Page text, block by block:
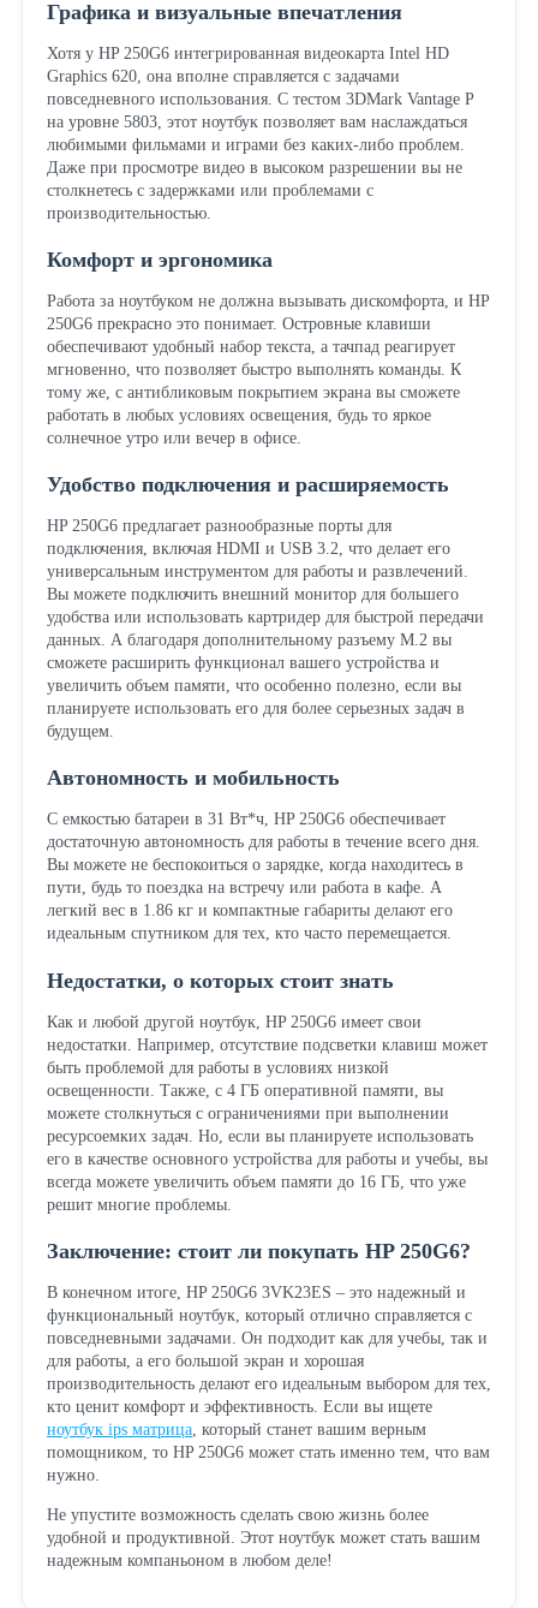
Графика и визуальные впечатления
Хотя у HP 250G6 интегрированная видеокарта Intel HD
Graphics 620, она вполне справляется с задачами
повседневного использования. С тестом 3DMark Vantage P
на уровне 5803, этот ноутбук позволяет вам наслаждаться
любимыми фильмами и играми без каких-либо проблем.
Даже при просмотре видео в высоком разрешении вы не
столкнетесь с задержками или проблемами с
производительностью.
Комфорт и эргономика
Работа за ноутбуком не должна вызывать дискомфорта, и HP
250G6 прекрасно это понимает. Островные клавиши
обеспечивают удобный набор текста, а тачпад реагирует
мгновенно, что позволяет быстро выполнять команды. К
тому же, с антибликовым покрытием экрана вы сможете
работать в любых условиях освещения, будь то яркое
солнечное утро или вечер в офисе.
Удобство подключения и расширяемость
HP 250G6 предлагает разнообразные порты для
подключения, включая HDMI и USB 3.2, что делает его
универсальным инструментом для работы и развлечений.
Вы можете подключить внешний монитор для большего
удобства или использовать картридер для быстрой передачи
данных. А благодаря дополнительному разъему M.2 вы
сможете расширить функционал вашего устройства и
увеличить объем памяти, что особенно полезно, если вы
планируете использовать его для более серьезных задач в
будущем.
Автономность и мобильность
С емкостью батареи в 31 Вт*ч, HP 250G6 обеспечивает
достаточную автономность для работы в течение всего дня.
Вы можете не беспокоиться о зарядке, когда находитесь в
пути, будь то поездка на встречу или работа в кафе. А
легкий вес в 1.86 кг и компактные габариты делают его
идеальным спутником для тех, кто часто перемещается.
Недостатки, о которых стоит знать
Как и любой другой ноутбук, HP 250G6 имеет свои
недостатки. Например, отсутствие подсветки клавиш может
быть проблемой для работы в условиях низкой
освещенности. Также, с 4 ГБ оперативной памяти, вы
можете столкнуться с ограничениями при выполнении
ресурсоемких задач. Но, если вы планируете использовать
его в качестве основного устройства для работы и учебы, вы
всегда можете увеличить объем памяти до 16 ГБ, что уже
решит многие проблемы.
Заключение: стоит ли покупать HP 250G6?
В конечном итоге, HP 250G6 3VK23ES – это надежный и
функциональный ноутбук, который отлично справляется с
повседневными задачами. Он подходит как для учебы, так и
для работы, а его большой экран и хорошая
производительность делают его идеальным выбором для тех,
кто ценит комфорт и эффективность. Если вы ищете
ноутбук ips матрица, который станет вашим верным
помощником, то HP 250G6 может стать именно тем, что вам
нужно.
Не упустите возможность сделать свою жизнь более
удобной и продуктивной. Этот ноутбук может стать вашим
надежным компаньоном в любом деле!